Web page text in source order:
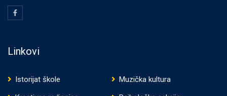
Linkovi
Istorijat škole
Muzička kultura